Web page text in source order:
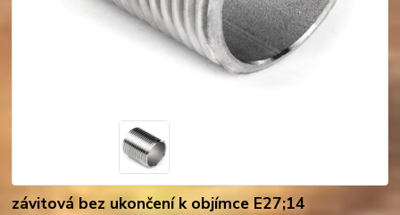
závitová bez ukončení k objímce E27;14